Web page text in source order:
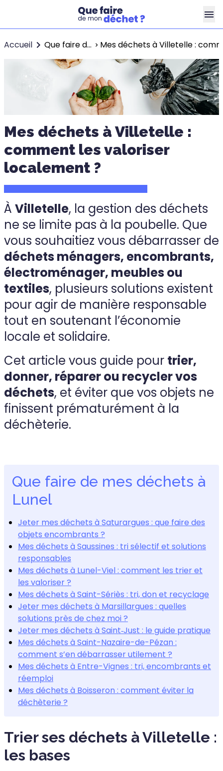
Accueil Que faire de mon déchet ? Mes déchets à Villetelle :
Mes déchets à Villetelle :
comment les valoriser
localement ?
À Villetelle, la gestion des déchets
ne se limite pas à la poubelle. Que
vous souhaitiez vous débarrasser de
déchets ménagers, encombrants,
électroménager, meubles ou
textiles, plusieurs solutions existent
pour agir de manière responsable
tout en soutenant l’économie
locale et solidaire.
Cet article vous guide pour trier,
donner, réparer ou recycler vos
déchets, et éviter que vos objets ne
finissent prématurément à la
déchèterie.
Que faire de mes déchets à
Lunel
Jeter mes déchets à Saturargues : que faire des
objets encombrants ?
Mes déchets à Saussines : tri sélectif et solutions
responsables
Mes déchets à Lunel-Viel : comment les trier et
les valoriser ?
Mes déchets à Saint-Sériès : tri, don et recyclage
Jeter mes déchets à Marsillargues : quelles
solutions près de chez moi ?
Jeter mes déchets à Saint‑Just : le guide pratique
Mes déchets à Saint-Nazaire-de-Pézan :
comment s’en débarrasser utilement ?
Mes déchets à Entre-Vignes : tri, encombrants et
réemploi
Mes déchets à Boisseron : comment éviter la
déchèterie ?
Trier ses déchets à Villetelle :
les bases